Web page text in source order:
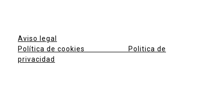
Aviso legal
Política de cookies
Politica de
privacidad